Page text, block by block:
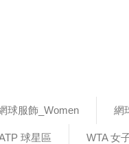
球服飾_Women 網
球星區 WTA 女